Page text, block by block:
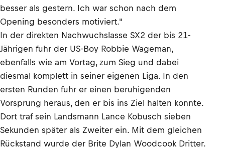
besser als gestern. Ich war schon nach dem
Opening besonders motiviert."
In der direkten Nachwuchslasse SX2 der bis 21-
Jährigen fuhr der US-Boy Robbie Wageman,
ebenfalls wie am Vortag, zum Sieg und dabei
diesmal komplett in seiner eigenen Liga. In den
ersten Runden fuhr er einen beruhigenden
Vorsprung heraus, den er bis ins Ziel halten konnte.
Dort traf sein Landsmann Lance Kobusch sieben
Sekunden später als Zweiter ein. Mit dem gleichen
Rückstand wurde der Brite Dylan Woodcook Dritter.